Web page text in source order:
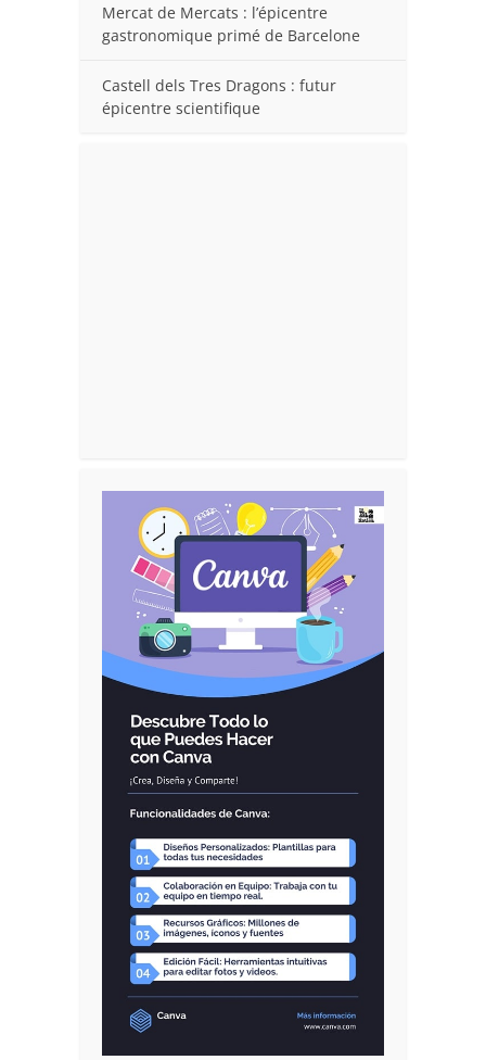
Mercat de Mercats : l’épicentre
gastronomique primé de Barcelone
Castell dels Tres Dragons : futur
épicentre scientifique